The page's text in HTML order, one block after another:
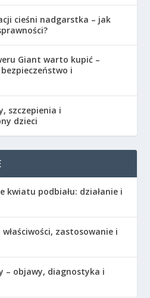
cieśni nadgarstka – jak
Giant warto kupić –
i
szczepienia i
dzieci
kwiatu podbiału: działanie i
zastosowanie i
– objawy, diagnostyka i